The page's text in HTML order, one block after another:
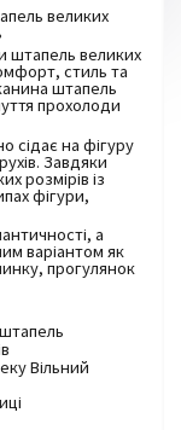
великих
штапель великих
стиль та
штапель
прохолоди
сідає на фігуру
Завдяки
розмірів із
фігури,
а
варіантом як
прогулянок
Вільний
сайті через
за
WhatsApp).
після
здійснюється
Товар
за наявності
обміну